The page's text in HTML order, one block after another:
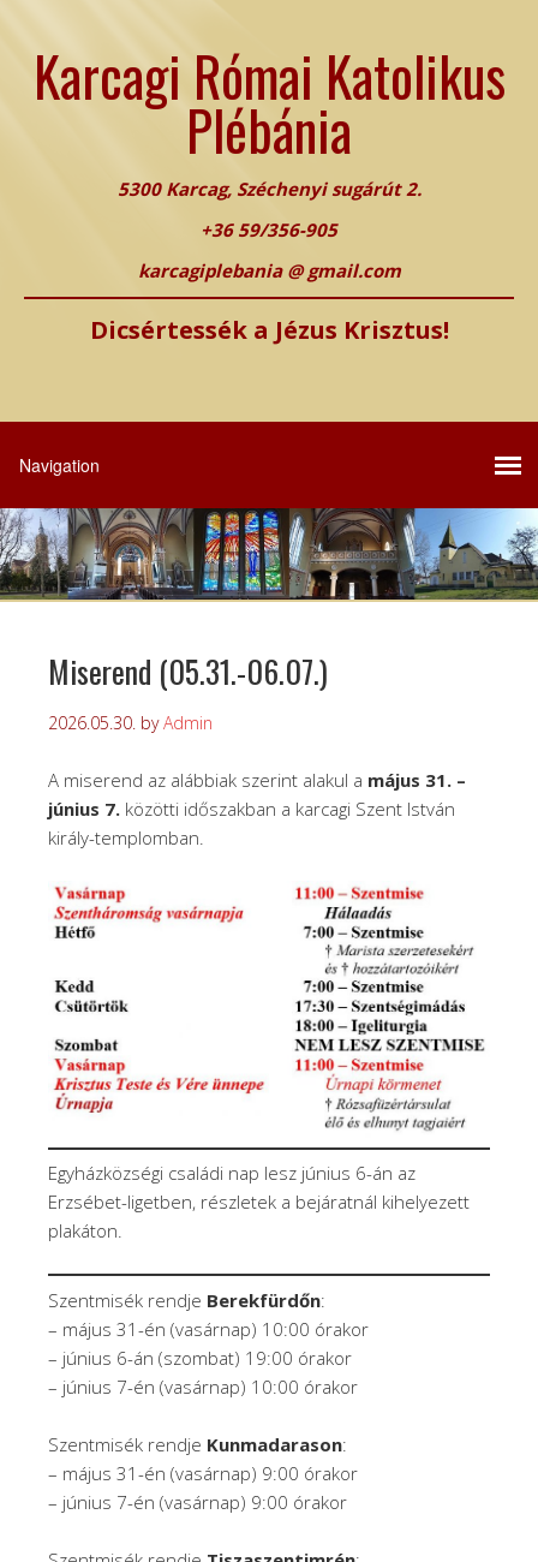
Karcagi Római Katolikus
Plébánia
5300 Karcag, Széchenyi sugárút 2.
+36 59/356-905
karcagiplebania @ gmail.com
Dicsértessék a Jézus Krisztus!
Miserend (05.31.-06.07.)
2026.05.30. byAdmin
A miserend az alábbiak szerint alakul a május 31. –
június 7. közötti időszakban a karcagi Szent István
király-templomban.
Egyházközségi családi nap lesz június 6-án az
Erzsébet-ligetben, részletek a bejáratnál kihelyezett
plakáton.
Szentmisék rendje Berekfürdőn:
– május 31-én (vasárnap) 10:00 órakor
– június 6-án (szombat) 19:00 órakor
– június 7-én (vasárnap) 10:00 órakor
Szentmisék rendje Kunmadarason:
– május 31-én (vasárnap) 9:00 órakor
– június 7-én (vasárnap) 9:00 órakor